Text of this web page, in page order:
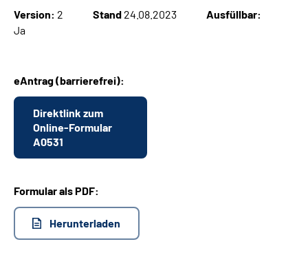
Über uns & Presse
Suche
Language
Inhalte in Gebärdensprache (DGS)
Leichte Sprache
Version: 2 Stand 24.08.2023
Ausfüllbar:
Ja
eAntrag (barrierefrei):
Direktlink zum
Online-Formular
A0531
Formular als PDF:
Herunterladen